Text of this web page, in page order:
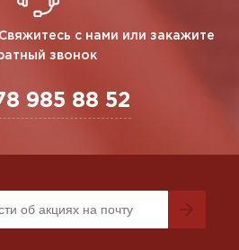
с нами или закажите
звонок
985 88 52